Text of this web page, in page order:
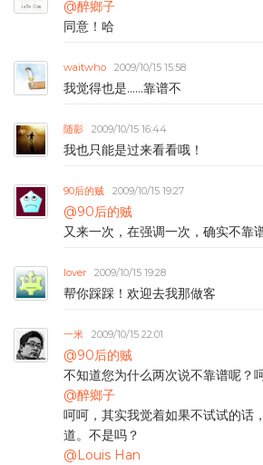
@醉鄉子
同意！哈
waitwho 2009/10/15 15:58
我觉得也是……靠谱不
随影 2009/10/15 16:44
我也只能是过来看看哦！
90后的贼 2009/10/15 19:27
@90后的贼
又来一次，在强调一次，确实不靠
lover 2009/10/15 19:28
帮你踩踩！欢迎去我那做客
一米 2009/10/15 22:01
@90后的贼
不知道您为什么两次说不靠谱呢？
@醉鄉子
呵呵，其实我觉着如果不试试的话
道。不是吗？
@Louis Han